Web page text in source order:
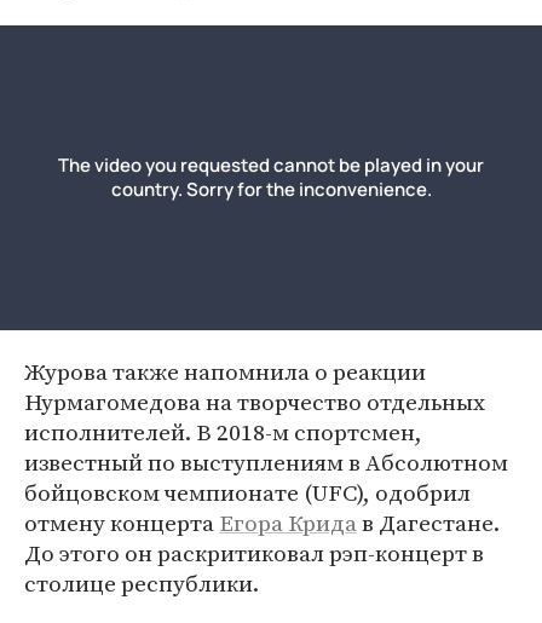
Журова также напомнила о реакции
Нурмагомедова на творчество отдельных
исполнителей. В 2018-м спортсмен,
известный по выступлениям в Абсолютном
бойцовском чемпионате (UFC), одобрил
отмену концертаЕгора Кридав Дагестане.
До этого он раскритиковал рэп-концерт в
столице республики.